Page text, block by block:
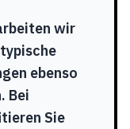
wir
ebenso
Bei
Sie